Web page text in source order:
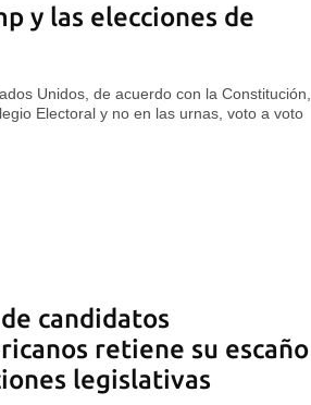
y las elecciones de
Unidos, de acuerdo con la Constitución,
Electoral y no en las urnas, voto a voto
candidatos
retiene su escaño
legislativas